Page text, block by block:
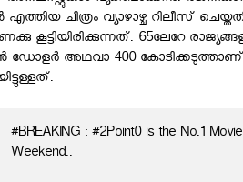
എത്തിയ ചിത്രം വ്യാഴാഴ്ച റിലീസ്
കൂട്ടിയിരിക്കുന്നത്. 65ലേറേ
ഡോളര്‍ അഥവാ 400
#BREAKING : #2Point0 is the No.1
Weekend..